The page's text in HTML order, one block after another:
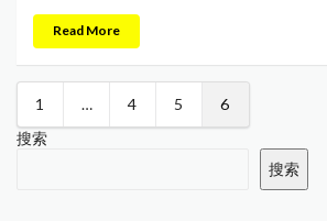
Read More
1 … 4 5 6
搜索
搜索